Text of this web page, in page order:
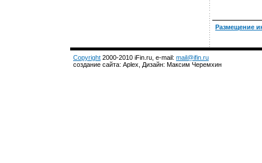
Размещение
Copyright 2000-2010 iFin.ru, e-mail: mail@ifin.ru
создание сайта: Aplex, Дизайн: Максим Черемхин